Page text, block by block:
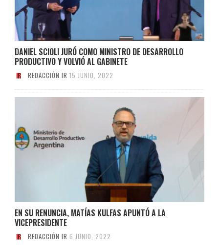
DANIEL SCIOLI JURÓ COMO MINISTRO DE DESARROLLO
PRODUCTIVO Y VOLVIÓ AL GABINETE
REDACCIÓN IR 15 JUNIO, 2022
EN SU RENUNCIA, MATÍAS KULFAS APUNTÓ A LA
VICEPRESIDENTE
REDACCIÓN IR 6 JUNIO, 2022